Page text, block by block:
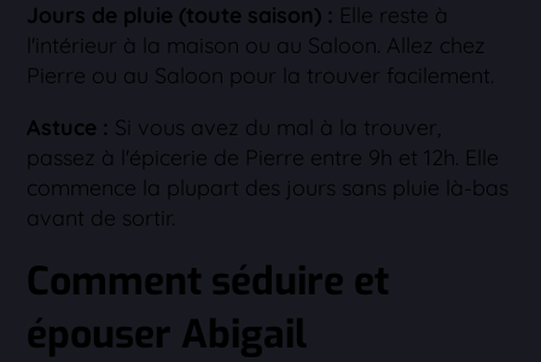
Jours de pluie (toute saison) : Elle reste à
l'intérieur à la maison ou au Saloon. Allez chez
Pierre ou au Saloon pour la trouver facilement.
Astuce : Si vous avez du mal à la trouver,
passez à l'épicerie de Pierre entre 9h et 12h. Elle
commence la plupart des jours sans pluie là-bas
avant de sortir.
Comment séduire et
épouser Abigail